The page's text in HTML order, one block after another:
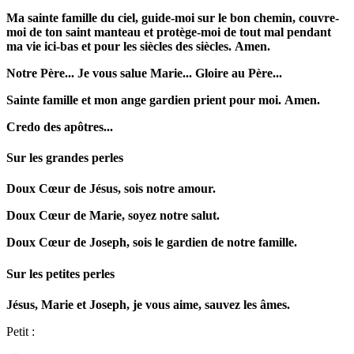
Ma sainte famille du ciel, guide-moi sur le bon chemin, couvre-
moi de ton saint manteau et protège-moi de tout mal pendant
ma vie ici-bas et pour les siècles des siècles. Amen.
Notre Père... Je vous salue Marie... Gloire au Père...
Sainte famille et mon ange gardien prient pour moi. Amen.
Credo des apôtres...
Sur les grandes perles
Doux Cœur de Jésus, sois notre amour.
Doux Cœur de Marie, soyez notre salut.
Doux Cœur de Joseph, sois le gardien de notre famille.
Sur les petites perles
Jésus, Marie et Joseph, je vous aime, sauvez les âmes.
Petit :